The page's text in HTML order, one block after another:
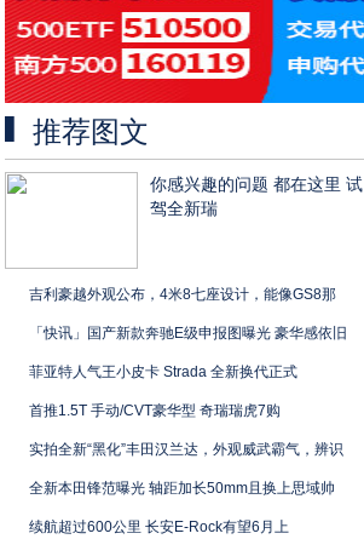
推荐图文
你感兴趣的问题 都在这里 试
驾全新瑞
吉利豪越外观公布，4米8七座设计，能像GS8那
「快讯」国产新款奔驰E级申报图曝光 豪华感依旧
菲亚特人气王小皮卡 Strada 全新换代正式
首推1.5T 手动/CVT豪华型 奇瑞瑞虎7购
实拍全新“黑化”丰田汉兰达，外观威武霸气，辨识
全新本田锋范曝光 轴距加长50mm且换上思域帅
续航超过600公里 长安E-Rock有望6月上